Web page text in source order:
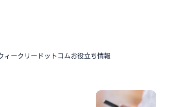
ィークリードットコムお役立ち情報